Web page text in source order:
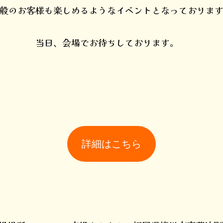
のお客様も楽しめるようなイベントとなっておりま
当日、会場でお待ちしております。
詳細はこちら